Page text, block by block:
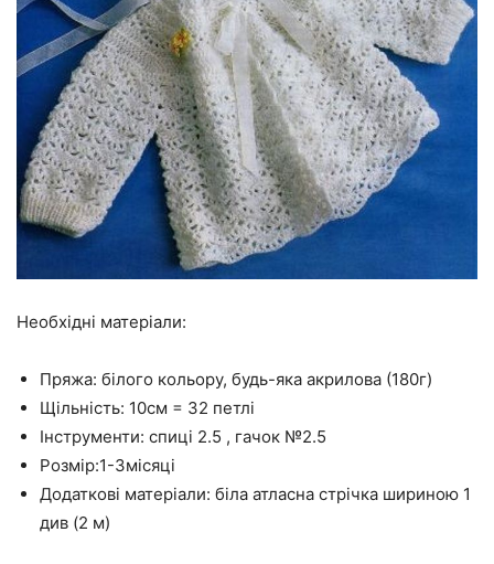
Необхідні матеріали:
Пряжа: білого кольору, будь-яка акрилова (180г)
Щільність: 10см = 32 петлі
Інструменти: спиці 2.5 , гачок №2.5
Розмір:1-3місяці
Додаткові матеріали: біла атласна стрічка шириною 1
див (2 м)